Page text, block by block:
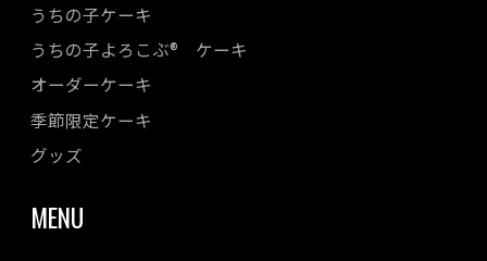
うちの子ケーキ
うちの子よろこぶ® ケーキ
オーダーケーキ
季節限定ケーキ
グッズ
MENU